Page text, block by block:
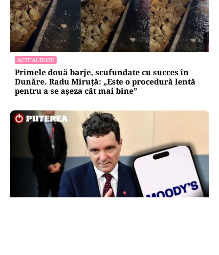
ACTUALITATE
Primele două barje, scufundate cu succes în
Dunăre. Radu Miruță: „Este o procedură lentă
pentru a se așeza cât mai bine”